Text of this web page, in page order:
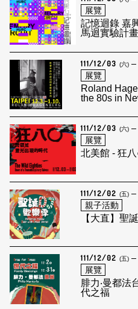
展覽
記憶迴錄 嘉
馬迴實驗計畫
111/12/03 (六)
展覽
Roland
the 80s in
111/12/03 (六)
展覽
北美館 - 狂
111/12/02 (五)
親子活動
【大直】聖
111/12/02 (五)
展覽
腓力‧曼都法
代之福